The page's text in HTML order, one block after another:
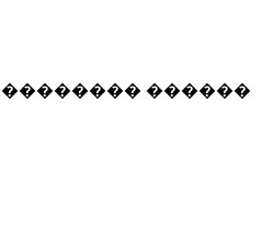
������